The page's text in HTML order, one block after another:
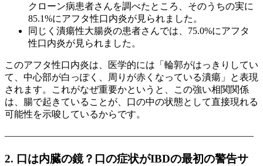
クローン病患者さんを調べたところ、そのうちの実に
85.1%にアフタ性口内炎が見られました。
同じく潰瘍性大腸炎の患者さんでは、75.0%にアフタ
性口内炎が見られました。
このアフタ性口内炎は、医学的には「輪郭がはっきりしてい
て、中心部が白っぽく、周りが赤くなっている潰瘍」と表現
されます。これがなぜ重要かというと、この強い相関関係
は、腸で起きていることが、口の中の状態として直接現れる
可能性を示唆しているからです。
——————————————————————————–
2. 口は内臓の鏡？口の症状がIBDの最初の警告サ